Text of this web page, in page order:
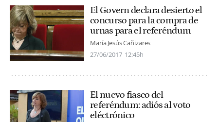
El Govern declara desierto el
concurso para la compra de
urnas para el referéndum
María Jesús Cañizares
27/06/2017 12:45h
El nuevo fiasco del
referéndum: adiós al voto
eléctrónico